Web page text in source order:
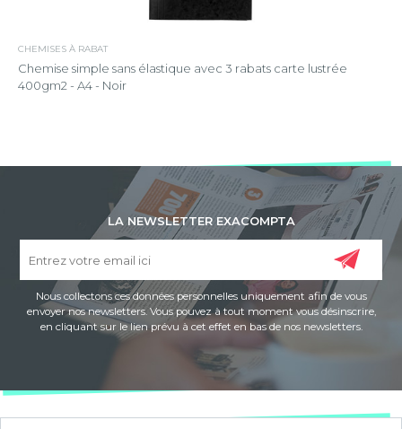
CHEMISES À RABAT
Chemise simple sans élastique avec 3 rabats carte lustrée
400gm2 - A4 - Noir
LA NEWSLETTER EXACOMPTA
Nous collectons ces données personnelles uniquement afin de vous
envoyer nos newsletters. Vous pouvez à tout moment vous désinscrire,
en cliquant sur le lien prévu à cet effet en bas de nos newsletters.